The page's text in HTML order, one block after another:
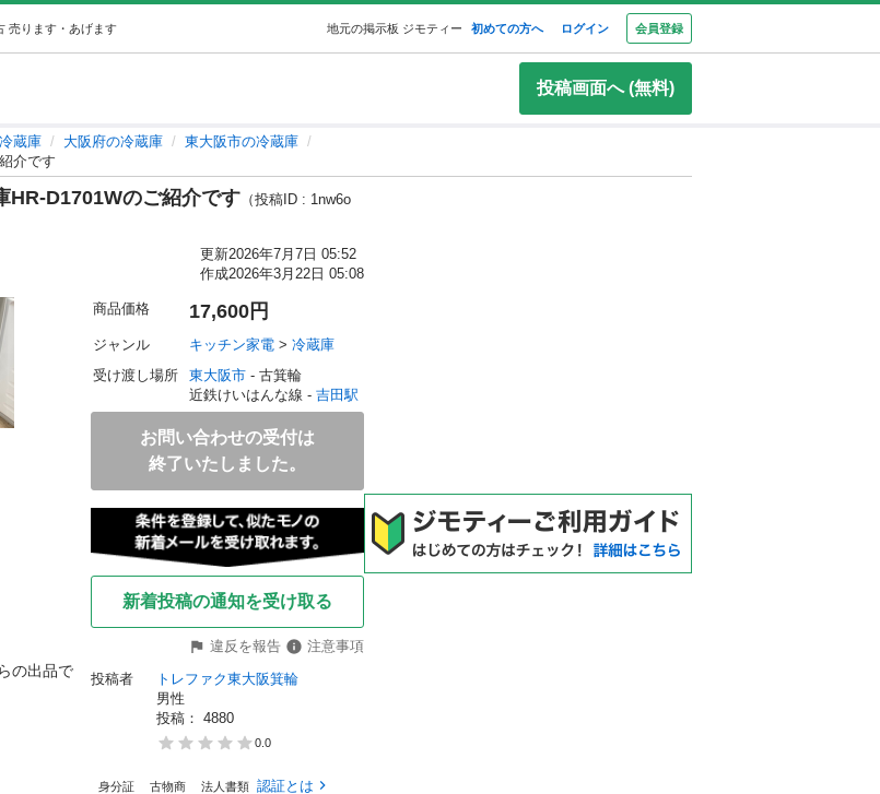
売ります・あげます 地元の掲示板 ジモティー 初めての方へ ログイン 会員登録
投稿画面へ (無料)
冷蔵庫 大阪府の冷蔵庫
東大阪市の冷蔵庫
介です
HR-D1701Wのご紹介です （投稿ID : 1nw6o
更新2026年7月7日 05:52
作成2026年3月22日 05:08
の出品で
商品価格 17,600円
ジャンル キッチン家電 > 冷蔵庫
受け渡し場所
東大阪市 - 古箕輪
近鉄けいはんな線 - 吉田駅
お問い合わせの受付は
終了いたしました。
新着投稿の通知を受け取る
違反を報告
注意事項
投稿者
トレファク東大阪箕輪
男性
投稿： 4880
0.0
身分証 古物商 法人書類 認証とは